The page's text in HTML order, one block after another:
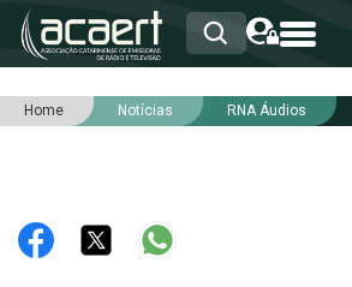
HOME
RNA
NOTÍCIAS
Home Notícias RNA Áudios